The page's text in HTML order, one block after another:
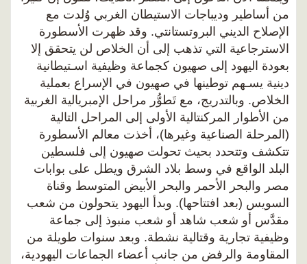
من أساطير وديباجات الاستيطان الغربي وُلدت مع
الإصلاح الديني البروتستانتي. وقد ظهرت الأسطورة
الاسترجاعية التي تذهب إلى أن الخلاص لن يتحقق إلا
بعودة اليهود إلى صهيون كجماعة وظيفية اسـتيطانية
دينية يسـهم توطينها في صهيون في الإسراع بعملية
الخلاص. وبالتدريج، مع تَطوُّر مراحل الإمبريالية الغربية
من الأطوار المركنتالية الأولى إلى المراحل التالية
(المرحلة الصناعية وغيرها)، أخذت معالم الأسطورة
تتكشف وتتحدد بحيث تحولت صهيون إلى فلسطين
البلد الواقع في وسط بلاد الشرق ويطل على بوابات
مصر والبحر الأحمر والبحر الأبيض المتوسط وقناة
السويس (بعد افتتاحها). وبدأ اليهود يتحولون من شعب
مقدَّس أو شعب شاهد أو شعب منبوذ إلى جماعة
وظيفية تجارية وقتالية نشطة. وبعد سنوات طويلة من
المقاومة والرفض من جانب أعضاء الجماعات اليهودية،